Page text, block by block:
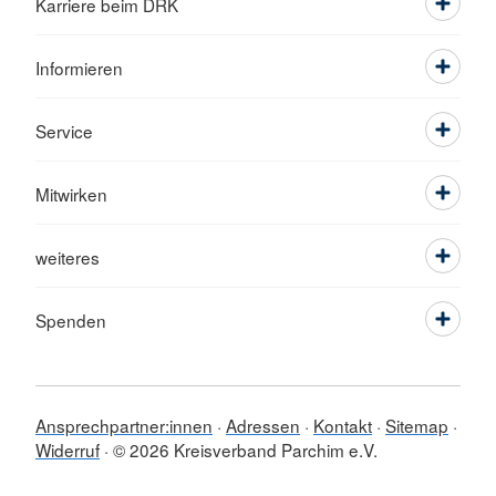
Informieren
Service
Mitwirken
weiteres
Spenden
Ansprechpartner:innen Adressen Kontakt Sitemap
Widerruf © 2026 Kreisverband Parchim e.V.